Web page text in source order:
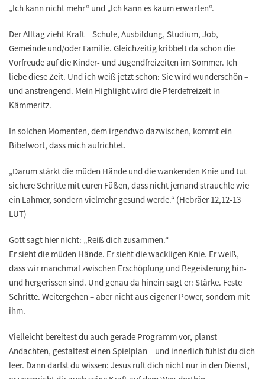
„Ich kann nicht mehr“ und „Ich kann es kaum erwarten“.
Der Alltag zieht Kraft – Schule, Ausbildung, Studium, Job,
Gemeinde und/oder Familie. Gleichzeitig kribbelt da schon die
Vorfreude auf die Kinder- und Jugendfreizeiten im Sommer. Ich
liebe diese Zeit. Und ich weiß jetzt schon: Sie wird wunderschön –
und anstrengend. Mein Highlight wird die Pferdefreizeit in
Kämmeritz.
In solchen Momenten, dem irgendwo dazwischen, kommt ein
Bibelwort, dass mich aufrichtet.
„Darum stärkt die müden Hände und die wankenden Knie und tut
sichere Schritte mit euren Füßen, dass nicht jemand strauchle wie
ein Lahmer, sondern vielmehr gesund werde.“ (Hebräer 12,12-13
LUT)
Gott sagt hier nicht: „Reiß dich zusammen.“
Er sieht die müden Hände. Er sieht die wackligen Knie. Er weiß,
dass wir manchmal zwischen Erschöpfung und Begeisterung hin-
und hergerissen sind. Und genau da hinein sagt er: Stärke. Feste
Schritte. Weitergehen – aber nicht aus eigener Power, sondern mit
ihm.
Vielleicht bereitest du auch gerade Programm vor, planst
Andachten, gestaltest einen Spielplan – und innerlich fühlst du dich
leer. Dann darfst du wissen: Jesus ruft dich nicht nur in den Dienst,